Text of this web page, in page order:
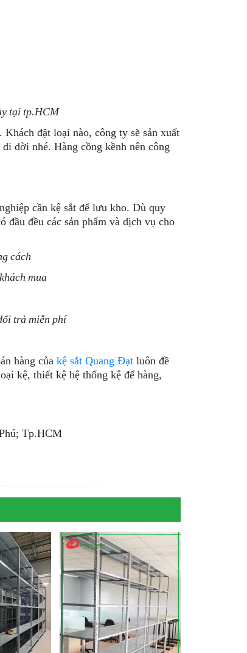
tại tp.HCM
đặt loại nào, công ty sẽ sản xuất
dời nhé. Hàng cồng kềnh nên công
cần kệ sắt để lưu kho. Dù quy
đều các sản phẩm và dịch vụ cho
cách
mua
trả miễn phí
hàng củakệ sắt Quang Đạt luôn đề
kệ, thiết kệ hệ thống kệ để hàng,
Tp.HCM